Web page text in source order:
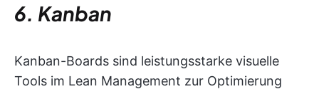
6. Kanban
Kanban-Boards sind leistungsstarke visuelle
Tools im Lean Management zur Optimierung